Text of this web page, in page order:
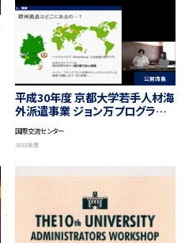
公開講義
平成30年度 京都大学若手人材海
外派遣事業 ジョン万プログラム
海外研修参加職員による帰国報
告会
国際交流センター
2018年度